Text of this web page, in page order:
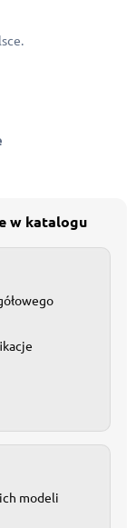
w katalogu
modeli